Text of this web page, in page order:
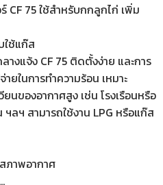
CF 75 ใช้สำหรับกกลูกไก่ เพิ่ม
ใช้แก๊ส
งแจ้ง CF 75 ติดตั้งง่าย และการ
ยในการทำความร้อน เหมาะ
นของอากาศสูง เช่น โรงเรือนหรือ
ฯลฯ สามารถใช้งาน LPG หรือแก๊ส
ภาพอากาศ